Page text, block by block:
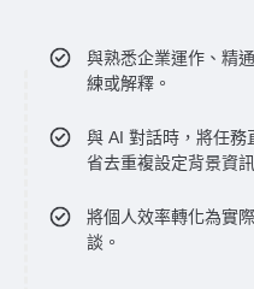
與熟悉企業運作、精
練或解釋。
與 AI 對話時，將任務
省去重複設定背景資訊
將個人效率轉化為實
談。